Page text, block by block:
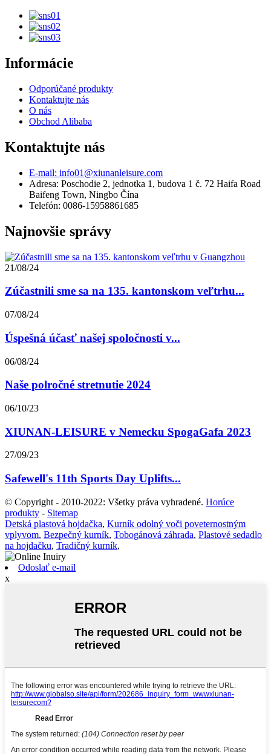
Informácie
Odporúčané produkty
Kontaktujte nás
O nás
Obchod Alibaba
Kontaktujte nás
E-mail: info01@xiunanleisure.com
Adresa: Poschodie 2, jednotka 1, budova 1 č. 72 Haifa Road
Baifeng Town, Ningbo Čína
Telefón: 0086-15958861685
Najnovšie správy
21/08/24
Zúčastnili sme sa na 135. kantonskom veľtrhu...
07/08/24
Úspešná účasť našej spoločnosti v...
06/08/24
Naše polročné stretnutie 2024
06/10/23
XIUNAN-LEISURE v Nemecku SpogaGafa 2023
27/09/23
Safewell's 11th Sports Day Uplifts...
© Copyright - 2010-2022: Všetky práva vyhradené. Horúce
produkty - Sitemap
Detská plastová hojdačka, Kurník odolný voči poveternostným
vplyvom, Bezpečný kurník, Tobogánová záhrada, Plastové sedadlo
na hojdačku, Tradičný kurník,
Odoslať e-mail
x